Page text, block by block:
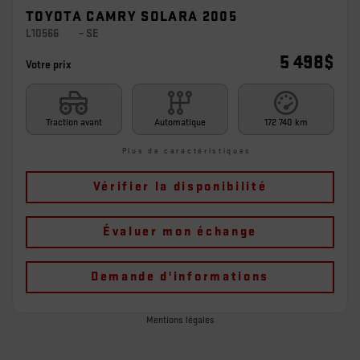
TOYOTA CAMRY SOLARA 2005
L10566 – SE
Votre prix 5 498$
Traction avant Automatique 172 740 km
Plus de caractéristiques
Vérifier la disponibilité
Évaluer mon échange
Demande d'informations
Mentions légales